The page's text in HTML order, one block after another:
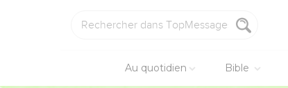
Au quotidien Bible